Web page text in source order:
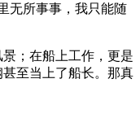
无所事事，我只能随
；在船上工作，更是
至当上了船长。那真